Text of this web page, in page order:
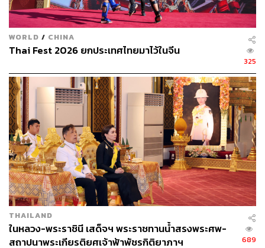
WORLD / CHINA
Thai Fest 2026 ยกประเทศไทยมาไว้ในจีน
325
THAILAND
ในหลวง-พระราชินี เสด็จฯ พระราชทานน้ำสรงพระศพ-
สถาปนาพระเกียรติยศเจ้าฟ้าพัชรกิติยาภาฯ
689